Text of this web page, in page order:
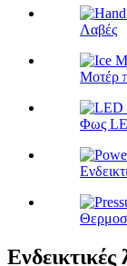
Λαβές
Μοτέρ
Φως
Ενδεικτικές